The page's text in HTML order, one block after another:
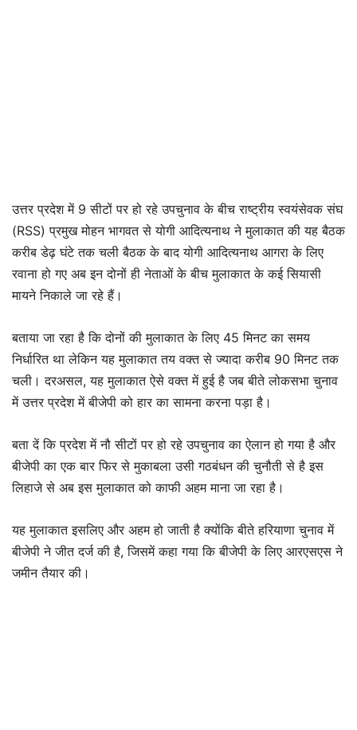
उत्तर प्रदेश में 9 सीटों पर हो रहे उपचुनाव के बीच राष्ट्रीय स्वयंसेवक संघ
(RSS) प्रमुख मोहन भागवत से योगी आदित्यनाथ ने मुलाकात की यह बैठक
करीब डेढ़ घंटे तक चली बैठक के बाद योगी आदित्यनाथ आगरा के लिए
रवाना हो गए अब इन दोनों ही नेताओं के बीच मुलाकात के कई सियासी
मायने निकाले जा रहे हैं।
बताया जा रहा है कि दोनों की मुलाकात के लिए 45 मिनट का समय
निर्धारित था लेकिन यह मुलाकात तय वक्त से ज्यादा करीब 90 मिनट तक
चली। दरअसल, यह मुलाकात ऐसे वक्त में हुई है जब बीते लोकसभा चुनाव
में उत्तर प्रदेश में बीजेपी को हार का सामना करना पड़ा है।
बता दें कि प्रदेश में नौ सीटों पर हो रहे उपचुनाव का ऐलान हो गया है और
बीजेपी का एक बार फिर से मुकाबला उसी गठबंधन की चुनौती से है इस
लिहाजे से अब इस मुलाकात को काफी अहम माना जा रहा है।
यह मुलाकात इसलिए और अहम हो जाती है क्योंकि बीते हरियाणा चुनाव में
बीजेपी ने जीत दर्ज की है, जिसमें कहा गया कि बीजेपी के लिए आरएसएस ने
जमीन तैयार की।